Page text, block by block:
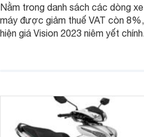
Nằm trong danh sách các dòng xe
máy được giảm thuế VAT còn 8%,
hiện giá Vision 2023 niêm yết chính